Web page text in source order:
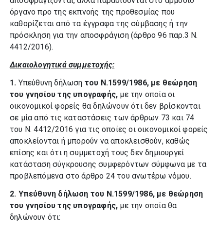
όργανο προ της εκπνοής της προθεσμίας που
καθορίζεται από τα έγγραφα της σύμβασης ή την
πρόσκληση για την αποσφράγιση (άρθρο 96 παρ.3 Ν.
4412/2016).
Δικαιολογητικά συμμετοχής:
1. Υπεύθυνη δήλωση του Ν.1599/1986, με θεώρηση
του γνησίου της υπογραφής, με την οποία οι
οικονομικοί φορείς θα δηλώνουν ότι δεν βρίσκονται
σε μία από τις καταστάσεις των άρθρων 73 και 74
του Ν. 4412/2016 για τις οποίες οι οικονομικοί φορείς
αποκλείονται ή μπορούν να αποκλεισθούν, καθώς
επίσης και ότι η συμμετοχή τους δεν δημιουργεί
κατάσταση σύγκρουσης συμφερόντων σύμφωνα με τα
προβλεπόμενα στο άρθρο 24 του ανωτέρω νόμου.
2. Υπεύθυνη δήλωση του Ν.1599/1986, με θεώρηση
του γνησίου της υπογραφής, με την οποία θα
δηλώνουν ότι: